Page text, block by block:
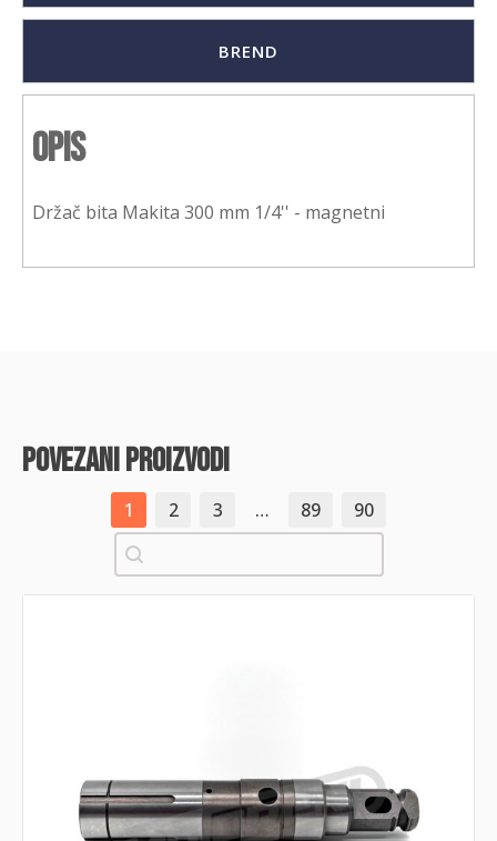
BREND
Opis
Držač bita Makita 300 mm 1/4'' - magnetni
povezani proizvodi
1 2 3 … 89
90
Pretraži